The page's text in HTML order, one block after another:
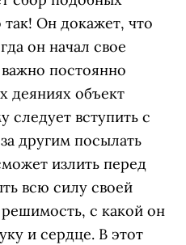
так! Он докажет, что
он начал свое
постоянно
деяниях объект
следует вступить с
другим посылать
излить перед
всю силу своей
с какой он
и сердце. В этот